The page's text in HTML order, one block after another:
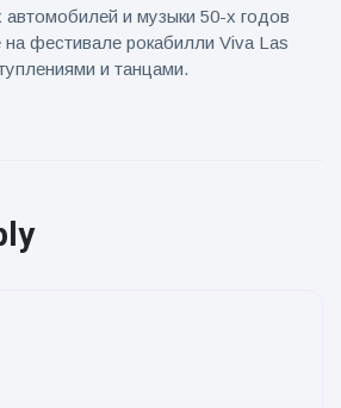
и музыки 50-х годов
фестивале рокабилли Viva Las
и танцами.